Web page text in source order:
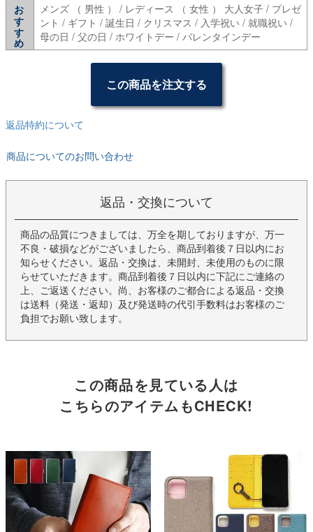
おすすめ
メンズ （ 男性 ） / レディース （ 女性 ） 大人女子 / プレゼ
ント / ギフト / 誕生日 / クリスマス / 入学祝い / 就職祝い /
母の日 / 父の日 / ホワイトデー / バレンタインデー
この商品を注文する
返品特約について
商品についてのお問い合わせ
返品・交換について
商品の品質につきましては、万全を期しておりますが、万一
不良・破損などがございましたら、商品到着後７日以内にお
知らせください。返品・交換は、未開封、未使用のものに限
らせていただきます。商品到着後７日以内に下記にご連絡の
上、ご返送ください。尚、お客様のご都合による返品・交換
は送料（発送・返却）及び発送時の代引手数料はお客様のご
負担でお願い致します。
この商品を見ている人は
こちらのアイテムもCHECK!